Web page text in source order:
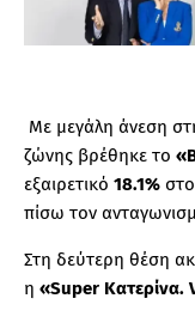
Με μεγάλη άνεση
ζώνης βρέθηκε το
εξαιρετικό 18.1%
πίσω τον
Στη δεύτερη θέση
η «Super Κατερίνα.